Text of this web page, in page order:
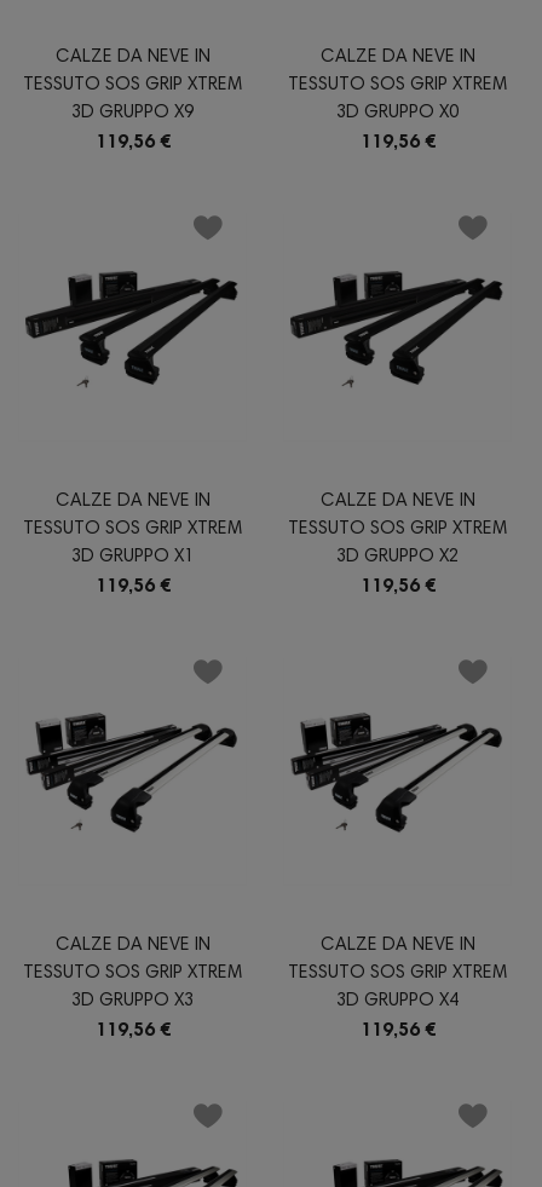
CALZE DA NEVE IN
TESSUTO SOS GRIP XTREM
3D GRUPPO X9
119,56 €
CALZE DA NEVE IN
TESSUTO SOS GRIP XTREM
3D GRUPPO X0
119,56 €
CALZE DA NEVE IN
TESSUTO SOS GRIP XTREM
3D GRUPPO X1
119,56 €
CALZE DA NEVE IN
TESSUTO SOS GRIP XTREM
3D GRUPPO X2
119,56 €
CALZE DA NEVE IN
TESSUTO SOS GRIP XTREM
3D GRUPPO X3
119,56 €
CALZE DA NEVE IN
TESSUTO SOS GRIP XTREM
3D GRUPPO X4
119,56 €